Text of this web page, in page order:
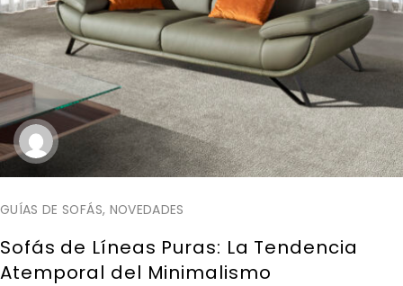
GUÍAS DE SOFÁS, NOVEDADES
Sofás de Líneas Puras: La Tendencia
Atemporal del Minimalismo